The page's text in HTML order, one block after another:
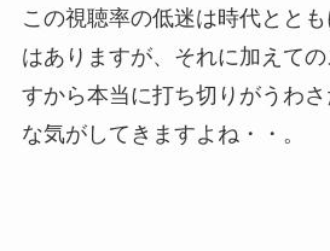
この視聴率の低迷は時代とと
はありますが、それに加えて
すから本当に打ち切りがうわ
な気がしてきますよね・・。